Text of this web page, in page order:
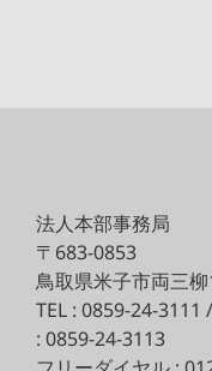
法人本部事務局
〒683-0853
鳥取県米子市両三
TEL : 0859-24-3111
: 0859-24-3113